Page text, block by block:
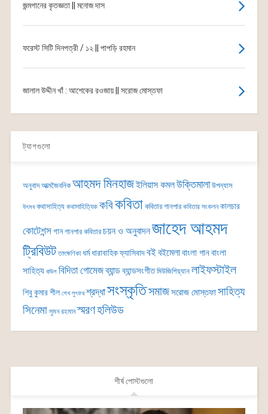
জন্মগানের কৃতজ্ঞতা || মনোজ দাস
ফরেস্ট সিটি দিনপত্রী / ১২ || পাপড়ি রহমান
জালাল উদ্দীন খাঁ : আশেকের রওজায় || সরোজ মোস্তফা
ট্যাগগুলো
অনুবাদ আত্মজৈবনিক আহমদ মিনহাজইলিয়াস কমলউক্তিমালা উপন্যাস
উৎসব কথাসাহিত্য কথাসাহিত্যিক কবিকবিতা কবিতার গানপার কবিতার সংকলন কালচার
কোটেশন্সগান গানপার কবিতার চয়ন ও অনুবাদনজাহেদ আহমদ
ট্রিবিউট তাৎক্ষণিকা ধর্ম ধারাবাহিকফ্যাসিবাদবইবইমেলাবাংলা গানবাংলা
সাহিত্য বাউল বিদিতা গোমেজব্যান্ডব্যান্ডসংগীত মিউজিশিয়্যান লাইফস্টাইল
শিবু কুমার শীল শেখ লুৎফর শ্রদ্ধাসংস্কৃতিসমাজসরোজ মোস্তফাসাহিত্য
সিনেমা সুমন রহমান স্মরণহলিউড
শীর্ষ পোস্টগুলো